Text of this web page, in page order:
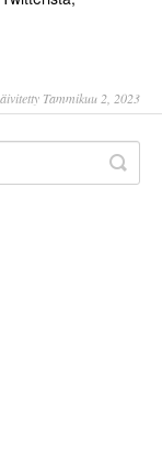
Tammikuu 2, 2023